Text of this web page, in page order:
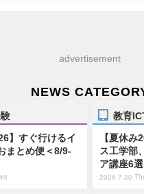
advertisement
NEWS
】すぐ行けるイ
まとめ便＜8/9-
教育
【夏休
ス工学部
ア講座6選
2026.7.30